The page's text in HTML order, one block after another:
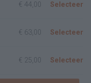
€ 44,00 Selecteer
€ 63,00 Selecteer
€ 25,00 Selecteer